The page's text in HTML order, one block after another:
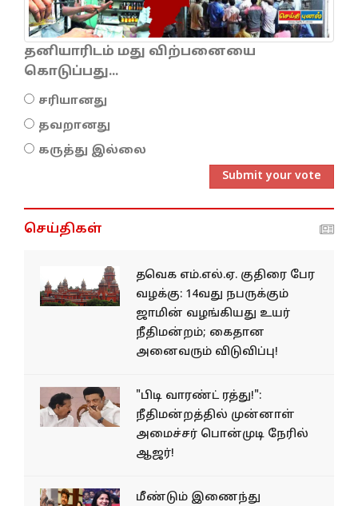
தனியாரிடம் மது விற்பனையை
கொடுப்பது...
சரியானது
தவறானது
கருத்து இல்லை
Submit your vote
செய்திகள்
தவெக எம்.எல்.ஏ. குதிரை பேர
வழக்கு: 14வது நபருக்கும்
ஜாமின் வழங்கியது உயர்
நீதிமன்றம்; கைதான
அனைவரும் விடுவிப்பு!
"பிடி வாரண்ட் ரத்து!":
நீதிமன்றத்தில் முன்னாள்
அமைச்சர் பொன்முடி நேரில்
ஆஜர்!
மீண்டும் இணைந்து